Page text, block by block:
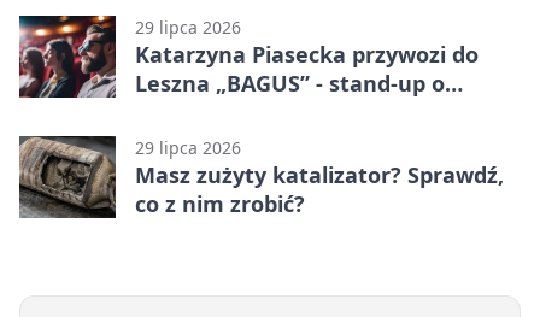
29 lipca 2026
Katarzyna Piasecka przywozi do
Leszna „BAGUS” - stand-up o
29 lipca 2026
Masz zużyty katalizator? Sprawdź,
co z nim zrobić?